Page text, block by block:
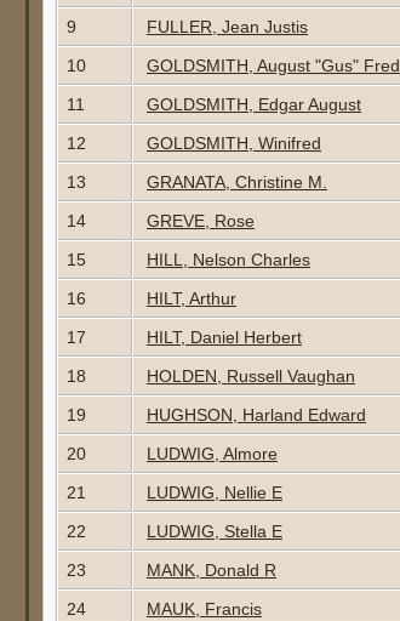
9
FULLER, Jean Justis
10
GOLDSMITH, August "Gus" Fred
11
GOLDSMITH, Edgar August
12
GOLDSMITH, Winifred
13
GRANATA, Christine M.
14
GREVE, Rose
15
HILL, Nelson Charles
16
HILT, Arthur
17
HILT, Daniel Herbert
18
HOLDEN, Russell Vaughan
19
HUGHSON, Harland Edward
20
LUDWIG, Almore
21
LUDWIG, Nellie E
22
LUDWIG, Stella E
23
MANK, Donald R
24
MAUK, Francis